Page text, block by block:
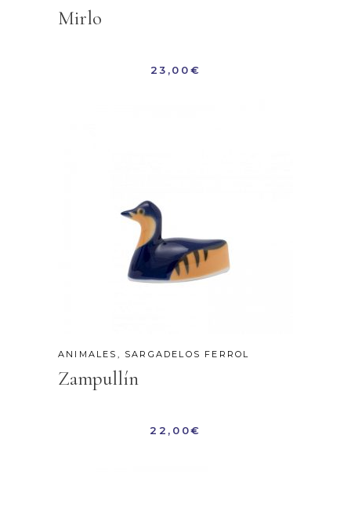
Mirlo
23,00€
ANIMALES , SARGADELOS FERROL
Zampullín
22,00€